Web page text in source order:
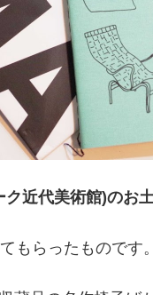
近代美術館)のお
もらったものです。